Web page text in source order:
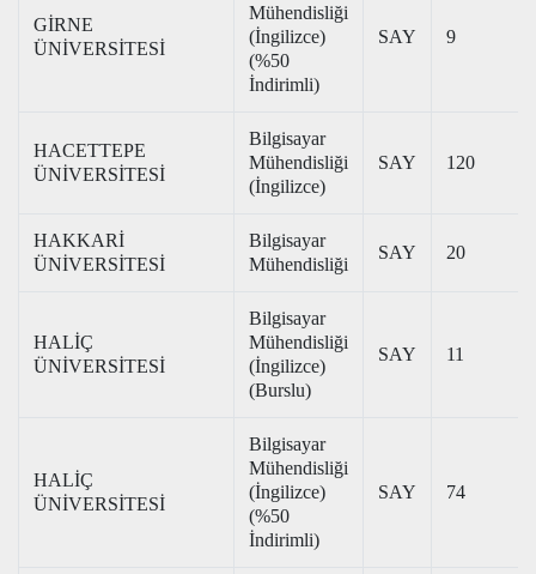
GİRNE
ÜNİVERSİTESİ
Mühendisliği
(İngilizce)
(%50
İndirimli)
SAY 9
HACETTEPE
ÜNİVERSİTESİ
Bilgisayar
Mühendisliği
(İngilizce)
SAY 120
HAKKARİ
ÜNİVERSİTESİ
Bilgisayar
Mühendisliği
SAY 20
HALİÇ
ÜNİVERSİTESİ
Bilgisayar
Mühendisliği
(İngilizce)
(Burslu)
SAY 11
HALİÇ
ÜNİVERSİTESİ
Bilgisayar
Mühendisliği
(İngilizce)
(%50
İndirimli)
SAY 74